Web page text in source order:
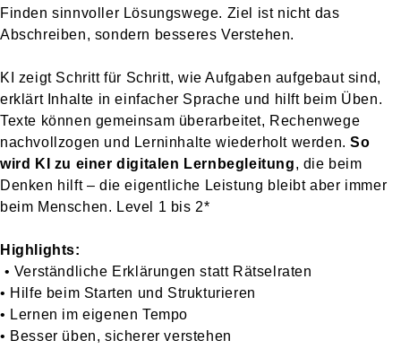
Finden sinnvoller Lösungswege. Ziel ist nicht das
Abschreiben, sondern besseres Verstehen.
KI zeigt Schritt für Schritt, wie Aufgaben aufgebaut sind,
erklärt Inhalte in einfacher Sprache und hilft beim Üben.
Texte können gemeinsam überarbeitet, Rechenwege
nachvollzogen und Lerninhalte wiederholt werden.So
wird KI zu einer digitalen Lernbegleitung, die beim
Denken hilft – die eigentliche Leistung bleibt aber immer
beim Menschen. Level 1 bis 2*
Highlights:
• Verständliche Erklärungen statt Rätselraten
• Hilfe beim Starten und Strukturieren
• Lernen im eigenen Tempo
• Besser üben, sicherer verstehen